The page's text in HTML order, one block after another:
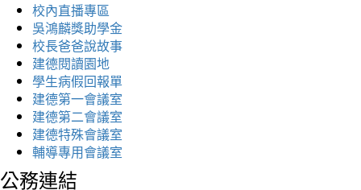
校內直播專區
吳鴻麟獎助學金
校長爸爸說故事
建德閱讀園地
學生病假回報單
建德第一會議室
建德第二會議室
建德特殊會議室
輔導專用會議室
公務連結